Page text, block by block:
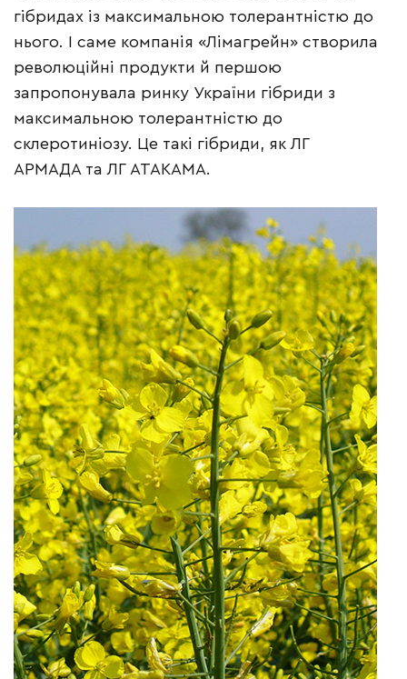
гібридах із максимальною толерантністю до
нього. І саме компанія «Лімагрейн» створила
революційні продукти й першою
запропонувала ринку України гібриди з
максимальною толерантністю до
склеротиніозу. Це такі гібриди, як ЛГ
АРМАДА та ЛГ АТАКАМА.